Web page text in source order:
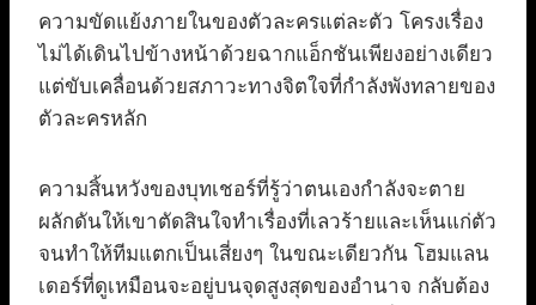
ความขัดแย้งภายในของตัวละครแต่ละตัว โครงเรื่อง
ไม่ได้เดินไปข้างหน้าด้วยฉากแอ็กชันเพียงอย่างเดียว
แต่ขับเคลื่อนด้วยสภาวะทางจิตใจที่กำลังพังทลายของ
ตัวละครหลัก
ความสิ้นหวังของบุทเชอร์ที่รู้ว่าตนเองกำลังจะตาย
ผลักดันให้เขาตัดสินใจทำเรื่องที่เลวร้ายและเห็นแก่ตัว
จนทำให้ทีมแตกเป็นเสี่ยงๆ ในขณะเดียวกัน โฮมแลน
เดอร์ที่ดูเหมือนจะอยู่บนจุดสูงสุดของอำนาจ กลับต้อง